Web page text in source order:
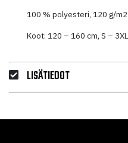
100 % polyesteri, 120 g/m2
Koot: 120 – 160 cm, S – 3XL
LISÄTIEDOT